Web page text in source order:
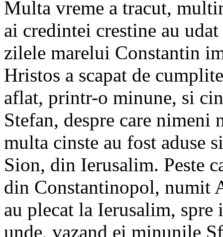
Multa vreme a tracut,
ai credintei crestine au
zilele marelui Constantin
Hristos a scapat de
aflat, printr-o minune, si
Stefan, despre care nimeni
multa cinste au fost aduse
Sion, din Ierusalim. Peste
din Constantinopol, numit
au plecat la Ierusalim,
unde, vazand ei minunile